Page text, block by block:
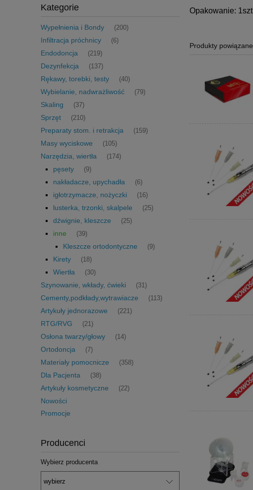
Kategorie
Wypełnienia i Bondy (200)
Infiltracja próchnicy (6)
Endodoncja (219)
Dezynfekcja (137)
Rękawy, torebki, testy (40)
Wybielanie, nadwrażliwość (79)
Skaling (37)
Sprzęt (210)
Preparaty stom. i retrakcja (159)
Masy wyciskowe (105)
Narzędzia, wiertła (174)
pęsety (9)
nakładacze, upychadła (6)
igłotrzymacze, nożyczki (16)
lusterka, trzonki, skalpele (25)
dźwignie, kleszcze (25)
inne (39)
Kleszcze ortodontyczne (9)
Kirety (18)
Wiertła (30)
Szynowanie, wkłady, ćwieki (31)
Cementy,podkłady,wytrawiacze (113)
Artykuły jednorazowe (221)
RTG/RVG (21)
Osłona twarzy/głowy (14)
Ortodoncja (7)
Materiały pomocnicze (358)
Dla Pacjenta (38)
Artykuły kosmetyczne (22)
Nowości
Promocje
Producenci
Wybierz producenta
Opakowanie: 1szt
Produkty powiązane